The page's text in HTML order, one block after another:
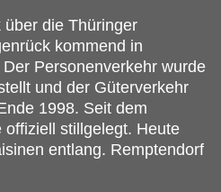
über die Thüringer
kommend in
Personenverkehr wurde
und der Güterverkehr
1998. Seit dem
stillgelegt. Heute
entlang. Remptendorf